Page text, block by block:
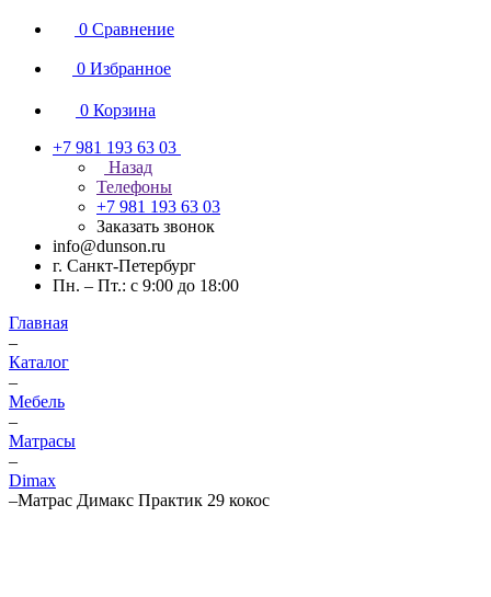
0 Сравнение
0 Избранное
0 Корзина
+7 981 193 63 03
Назад
Телефоны
+7 981 193 63 03
Заказать звонок
info@dunson.ru
г. Санкт-Петербург
Пн. – Пт.: с 9:00 до 18:00
Главная
–
Каталог
–
Мебель
–
Матрасы
–
Dimax
–Матрас Димакс Практик 29 кокос